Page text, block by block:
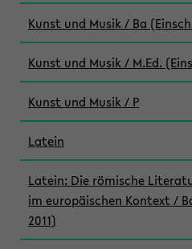
Kunst und Musik / Ba
Kunst und Musik / M.Ed.
Kunst und Musik / P
Latein
Latein: Die römische
im europäischen Kontext /
2011)